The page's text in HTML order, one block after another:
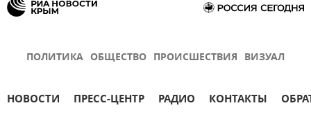
ПОЛИТИКА ОБЩЕСТВО ПРОИСШЕСТВИЯ ВИЗУАЛ
НОВОСТИ ПРЕСС-ЦЕНТР РАДИО КОНТАКТЫ